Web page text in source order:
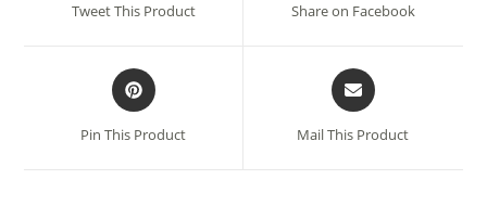
new
Tweet This Product
new
Share on Facebook
Opens
in
a
new
Pin This Product
Opens
in
a
new
Mail This Product